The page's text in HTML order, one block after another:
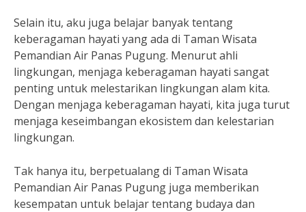
Selain itu, aku juga belajar banyak tentang
keberagaman hayati yang ada di Taman Wisata
Pemandian Air Panas Pugung. Menurut ahli
lingkungan, menjaga keberagaman hayati sangat
penting untuk melestarikan lingkungan alam kita.
Dengan menjaga keberagaman hayati, kita juga turut
menjaga keseimbangan ekosistem dan kelestarian
lingkungan.
Tak hanya itu, berpetualang di Taman Wisata
Pemandian Air Panas Pugung juga memberikan
kesempatan untuk belajar tentang budaya dan